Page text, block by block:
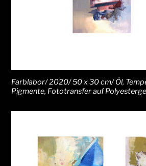
Farblabor/ 2020/ 50 x 30 cm/ Öl,
Pigmente, Fototransfer auf